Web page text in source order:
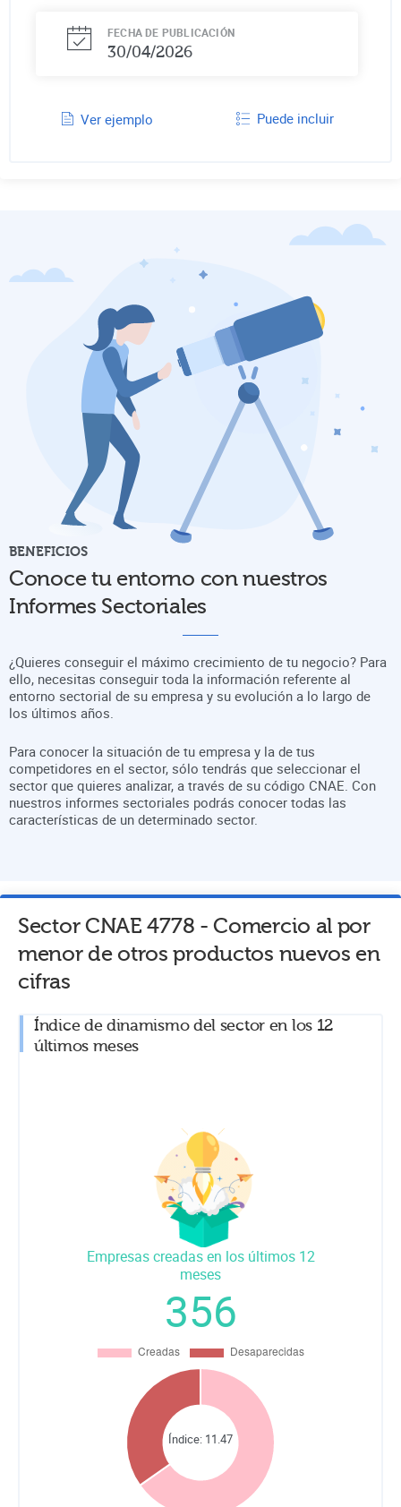
FECHA DE PUBLICACIÓN
30/04/2026
Ver ejemplo Puede incluir
BENEFICIOS
Conoce tu entorno con nuestros
Informes Sectoriales
¿Quieres conseguir el máximo crecimiento de tu negocio? Para
ello, necesitas conseguir toda la información referente al
entorno sectorial de su empresa y su evolución a lo largo de
los últimos años.
Para conocer la situación de tu empresa y la de tus
competidores en el sector, sólo tendrás que seleccionar el
sector que quieres analizar, a través de su código CNAE. Con
nuestros informes sectoriales podrás conocer todas las
características de un determinado sector.
Sector CNAE4778 -Comercio al por
menor de otros productos nuevos en
cifras
Índice de dinamismo del sector en los 12
últimos meses
Empresas creadas en los últimos 12
meses
356
Índice: 11.47